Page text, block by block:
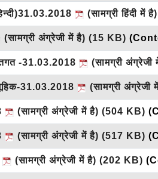
(सामग्री हिंदी में है)
(सामग्री अंग्रेजी में है) (15 KB)
-31.03.2018 (सामग्री अंग्रेजी
31.03.2018 (सामग्री अंग्रेजी
(सामग्री अंग्रेजी में है) (504 KB)
(सामग्री अंग्रेजी में है) (517 KB)
(सामग्री अंग्रेजी में है) (202 KB)